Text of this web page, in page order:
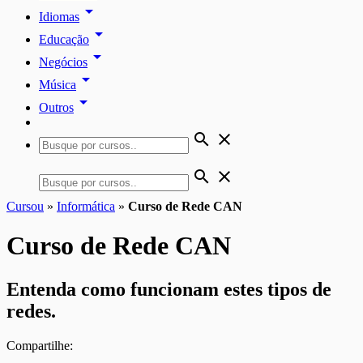
Idiomas arrow_drop_down
Educação arrow_drop_down
Negócios arrow_drop_down
Música arrow_drop_down
Outros arrow_drop_down
search close
search close
Cursou » Informática » Curso de Rede CAN
Curso de Rede CAN
Entenda como funcionam estes tipos de
redes.
Compartilhe: